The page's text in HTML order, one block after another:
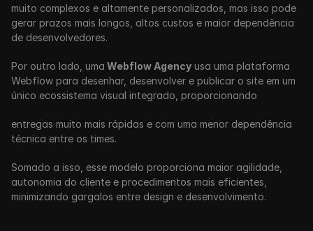
muito complexos e altamente personalizados, mas isso pode
gerar prazos mais longos, altos custos e maior dependência
de desenvolvedores.
Por outro lado, uma Webflow Agency usa uma plataforma
Webflow para desenhar, desenvolver e publicar o site em um
único ecossistema visual integrado, proporcionando
entregas muito mais rápidas e com uma menor dependência
técnica entre os times.
Somado a isso, esse modelo proporciona maior agilidade,
autonomia do cliente e procedimentos mais eficientes,
minimizando gargalos entre design e desenvolvimento.